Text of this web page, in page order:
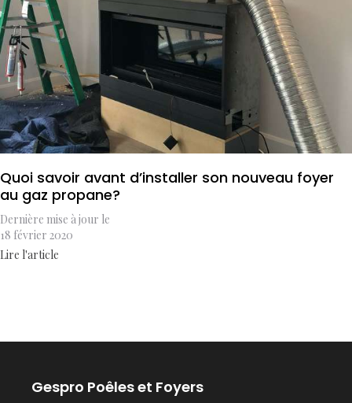
Quoi savoir avant d’installer son nouveau foyer
au gaz propane?
Dernière mise à jour le
18 février 2020
Lire l'article
Gespro Poêles et Foyers